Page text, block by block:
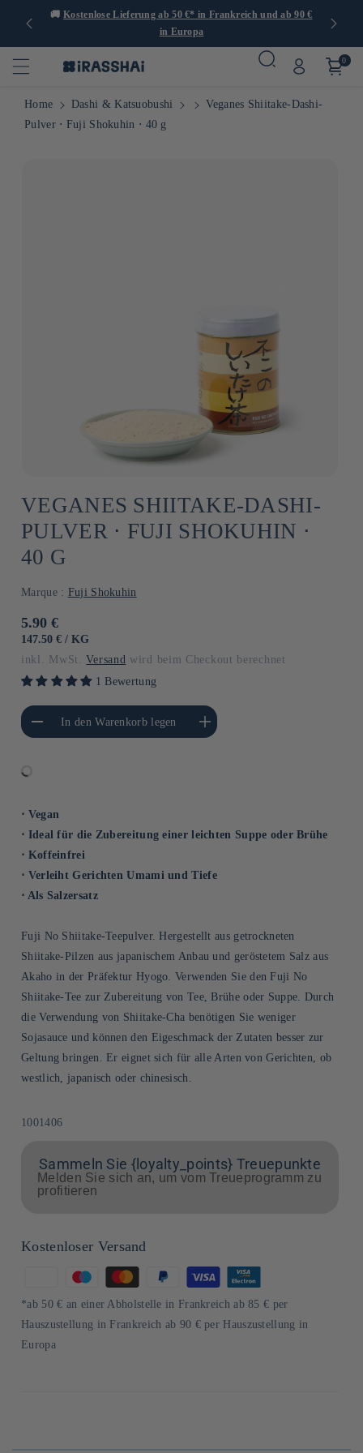
🚚Kostenlose Lieferung ab 50 €* in Frankreich und ab 90 €
in Europa
0
Home Dashi & Katsuobushi
Veganes Shiitake-Dashi-
Pulver ⋅ Fuji Shokuhin ⋅ 40 g
VEGANES SHIITAKE-DASHI-
PULVER ⋅ FUJI SHOKUHIN ⋅
40 G
Marque : Fuji Shokuhin
Normaler
Preis
5.90 €
GRUNDPREIS
147.50 € / PRO
KG
inkl. MwSt.Versand wird beim Checkout berechnet
1 Bewertung
die Menge für
TitleIn den Warenkorb legen
Erhöhe die Menge für Default
Title
⋅ Vegan
⋅ Ideal für die Zubereitung einer leichten Suppe oder Brühe
⋅ Koffeinfrei
⋅ Verleiht Gerichten Umami und Tiefe
⋅ Als Salzersatz
Fuji No Shiitake-Teepulver. Hergestellt aus getrockneten
Shiitake-Pilzen aus japanischem Anbau und geröstetem Salz aus
Akaho in der Präfektur Hyogo. Verwenden Sie den Fuji No
Shiitake-Tee zur Zubereitung von Tee, Brühe oder Suppe. Durch
die Verwendung von Shiitake-Cha benötigen Sie weniger
Sojasauce und können den Eigeschmack der Zutaten besser zur
Geltung bringen. Er eignet sich für alle Arten von Gerichten, ob
westlich, japanisch oder chinesisch.
SKU:
1001406
Sammeln Sie {loyalty_points} Treuepunkte
Melden Sie sich an, um vom Treueprogramm zu
profitieren
Kostenloser Versand
Zahlungsmethoden
*ab 50 € an einer Abholstelle in Frankreich ab 85 € per
Hauszustellung in Frankreich ab 90 € per Hauszustellung in
Europa